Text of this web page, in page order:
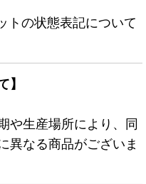
トの状態表記について
】
や生産場所により、同
異なる商品がございま